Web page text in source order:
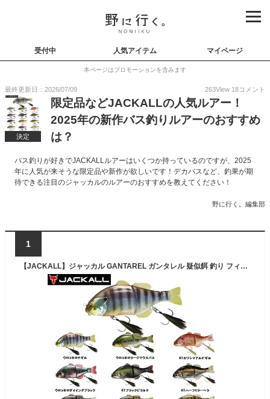
受付中 人気アイテム マイページ
本ページはプロモーションを含みます
最終更新日：2026/07/09 263View 18コメント
決定
限定品などJACKALLの人気ルアー！
2025年の新作バス釣りルアーのおすすめ
は？
バス釣りが好きでJACKALLルアーはいくつか持っているのですが、2025
年に人気が来そうな限定品や新作が欲しいです！デカバスなど、釣果が期
待できる注目のジャッカルのルアーのおすすめを教えてください！
野に行く。編集部
1
【JACKALL】ジャッカル GANTAREL ガンタレル 疑似餌 釣り フィッシング ハード ルアー ブルーギル型 フローティング ビックベイト BIG BAIT 11カラー